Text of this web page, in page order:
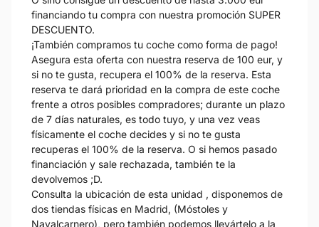
financiando tu compra con nuestra promoción SUPER
DESCUENTO.
¡También compramos tu coche como forma de pago!
Asegura esta oferta con nuestra reserva de 100 eur, y
si no te gusta, recupera el 100% de la reserva. Esta
reserva te dará prioridad en la compra de este coche
frente a otros posibles compradores; durante un plazo
de 7 días naturales, es todo tuyo, y una vez veas
físicamente el coche decides y si no te gusta
recuperas el 100% de la reserva. O si hemos pasado
financiación y sale rechazada, también te la
devolvemos ;D.
Consulta la ubicación de esta unidad , disponemos de
dos tiendas físicas en Madrid, (Móstoles y
Navalcarnero), pero también podemos llevártelo a la